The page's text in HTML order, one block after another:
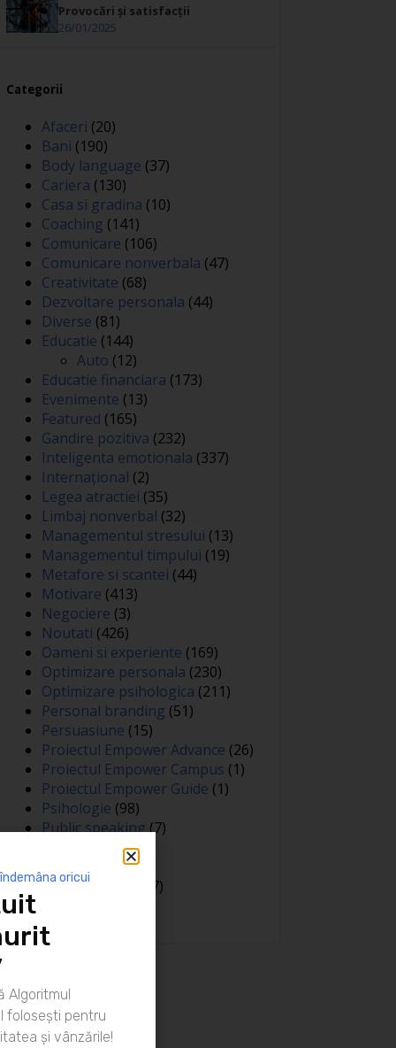
Provocări și satisfacții
26/01/2025
Categorii
Afaceri (20)
Bani (190)
Body language (37)
Cariera (130)
Casa si gradina (10)
Coaching (141)
Comunicare (106)
Comunicare nonverbala (47)
Creativitate (68)
Dezvoltare personala (44)
Diverse (81)
Educatie (144)
Auto (12)
Educatie financiara (173)
Evenimente (13)
Featured (165)
Gandire pozitiva (232)
Inteligenta emotionala (337)
Internațional (2)
Legea atractiei (35)
Limbaj nonverbal (32)
Managementul stresului (13)
Managementul timpului (19)
Metafore si scantei (44)
Motivare (413)
Negociere (3)
Noutati (426)
Oameni si experiente (169)
Optimizare personala (230)
Optimizare psihologica (211)
Personal branding (51)
Persuasiune (15)
Proiectul Empower Advance (26)
Proiectul Empower Campus (1)
Proiectul Empower Guide (1)
Psihologie (98)
Public speaking(7)
(81)
Spiritualitate
(127)
oricui
Algoritmul
folosești pentru
și vânzările!